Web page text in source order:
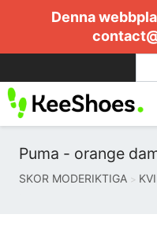
Denna
Puma - orange
SKOR MODERIKTIGA